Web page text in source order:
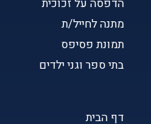
דף הבית
הדפסה על זכוכית
מתנה לחייל/ת
תמונת פסיפס
בתי ספר וגני ילדים